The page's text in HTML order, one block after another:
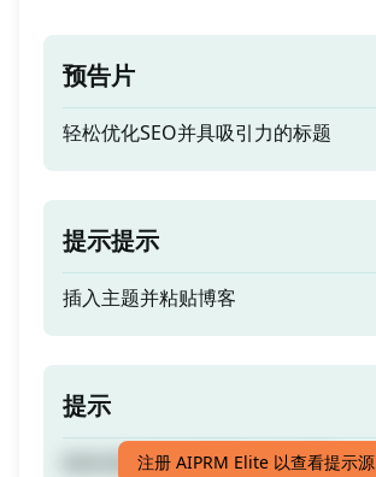
预告片
轻松优化SEO并具吸引力的标题
提示提示
插入主题并粘贴博客
提示
轻松优化SEO并具吸引力的标题
注册 AIPRM Elite 以查看提示源